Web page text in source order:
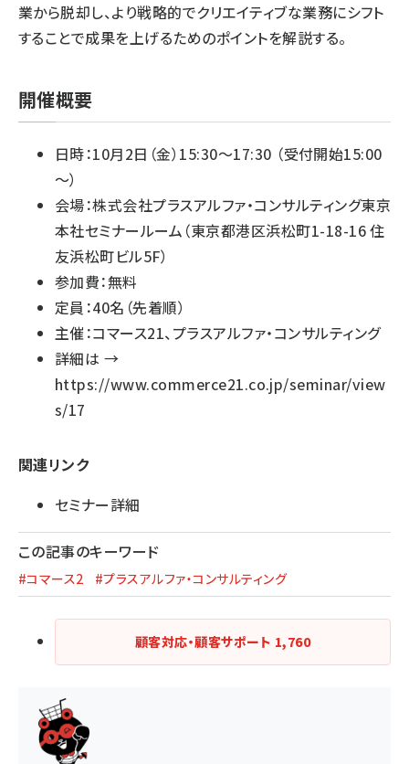
業から脱却し、より戦略的でクリエイティブな業務にシフト
することで成果を上げるためのポイントを解説する。
開催概要
日時：10月2日（金）15:30～17:30 （受付開始15:00
～）
会場：株式会社プラスアルファ・コンサルティング東京
本社セミナールーム（東京都港区浜松町1-18-16 住
友浜松町ビル5F）
参加費：無料
定員：40名（先着順）
主催：コマース21、プラスアルファ・コンサルティング
詳細は →
https://www.commerce21.co.jp/seminar/view
s/17
関連リンク
セミナー詳細
この記事のキーワード
#コマース2 #プラスアルファ・コンサルティング
顧客対応・顧客サポート 1,760